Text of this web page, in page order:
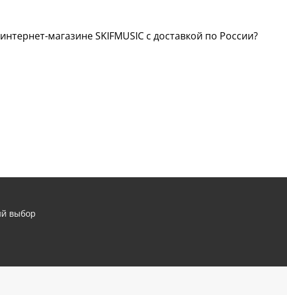
магазине SKIFMUSIC с доставкой по России?
выбор